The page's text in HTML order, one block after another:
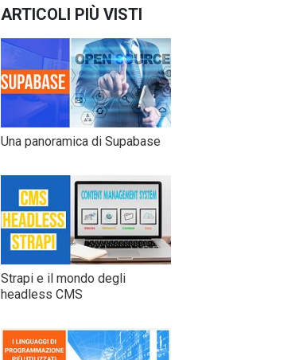
ARTICOLI PIÙ VISTI
Una panoramica di Supabase
Strapi e il mondo degli
headless CMS